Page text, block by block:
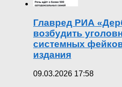
Главред РИА
возбудить
системных
издания
09.03.2026 17:58